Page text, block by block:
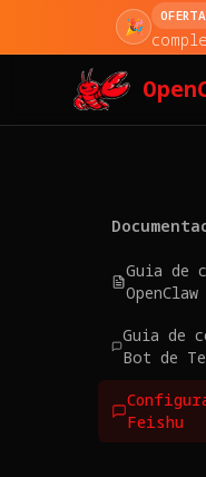
🎉
Guia de
OpenClaw
Guia de
Bot de
Feishu